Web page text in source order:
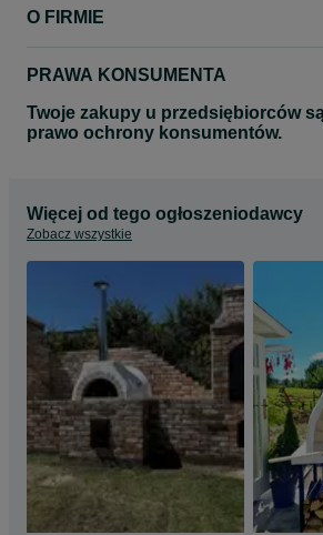
O FIRMIE
PRAWA KONSUMENTA
Twoje zakupy u przedsiębiorców
prawo ochrony konsumentów.
Więcej od tego ogłoszeniodawcy
Zobacz wszystkie